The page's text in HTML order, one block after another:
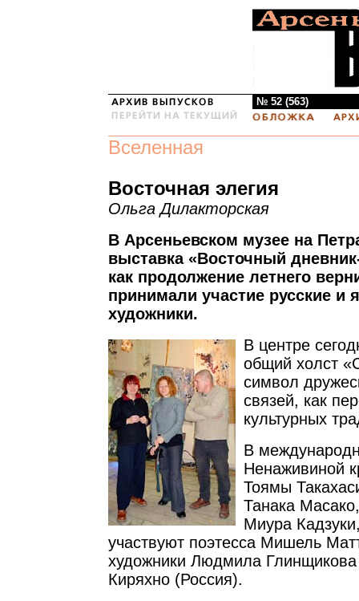
№ 52 (563)
Вселенная
Восточная элегия
Ольга Дилакторская
В Арсеньевском музее на
выставка «Восточный
как продолжение летнего
принимали участие русские и
художники.
В центре
общий холст
символ
связей, как
культурных
В
Ненаживиной
Тоямы
Танака
Миура
участвуют поэтесса Мишель
художники Людмила
Киряхно (Россия).